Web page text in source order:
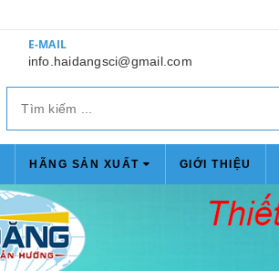
E-MAIL
info.haidangsci@gmail.com
HÃNG SẢN XUẤT GIỚI THIỆU